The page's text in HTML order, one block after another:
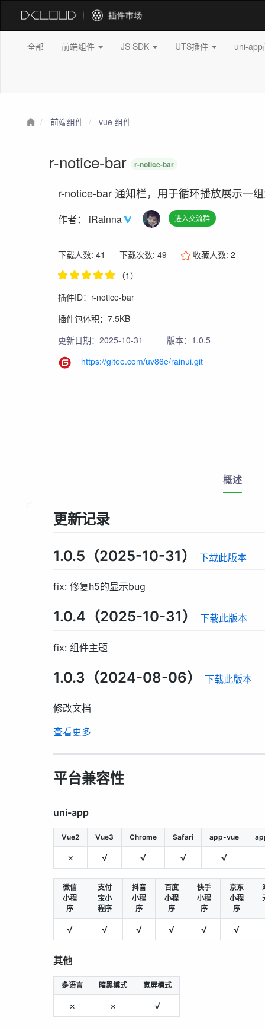
全部 前端组件 JS SDK UTS插件 uni-
前端组件 vue 组件
r-notice-bar r-notice-bar
r-notice-bar 通知栏，用于循环播放展示一
作者： iRainna 进入交流群
下载人数: 41 下载次数: 49 收藏人数:2
（1）
插件ID：r-notice-bar
插件包体积：7.5KB
更新日期：2025-10-31
版本：1.0.5
https://gitee.com/uv86e/rainui.git
概述
更新记录
1.0.5（2025-10-31） 下载此版本
fix: 修复h5的显示bug
1.0.4（2025-10-31） 下载此版本
fix: 组件主题
1.0.3（2024-08-06） 下载此版本
修改文档
查看更多
平台兼容性
uni-app
Vue2 Vue3 Chrome Safari app-vue
× √ √ √ √
微信
小程
序
支付
宝小
程序
抖音
小程
序
百度
小程
序
快手
小程
序
京东
小程
序
√ √ √ √ √ √
其他
多语言 暗黑模式 宽屏模式
× × √